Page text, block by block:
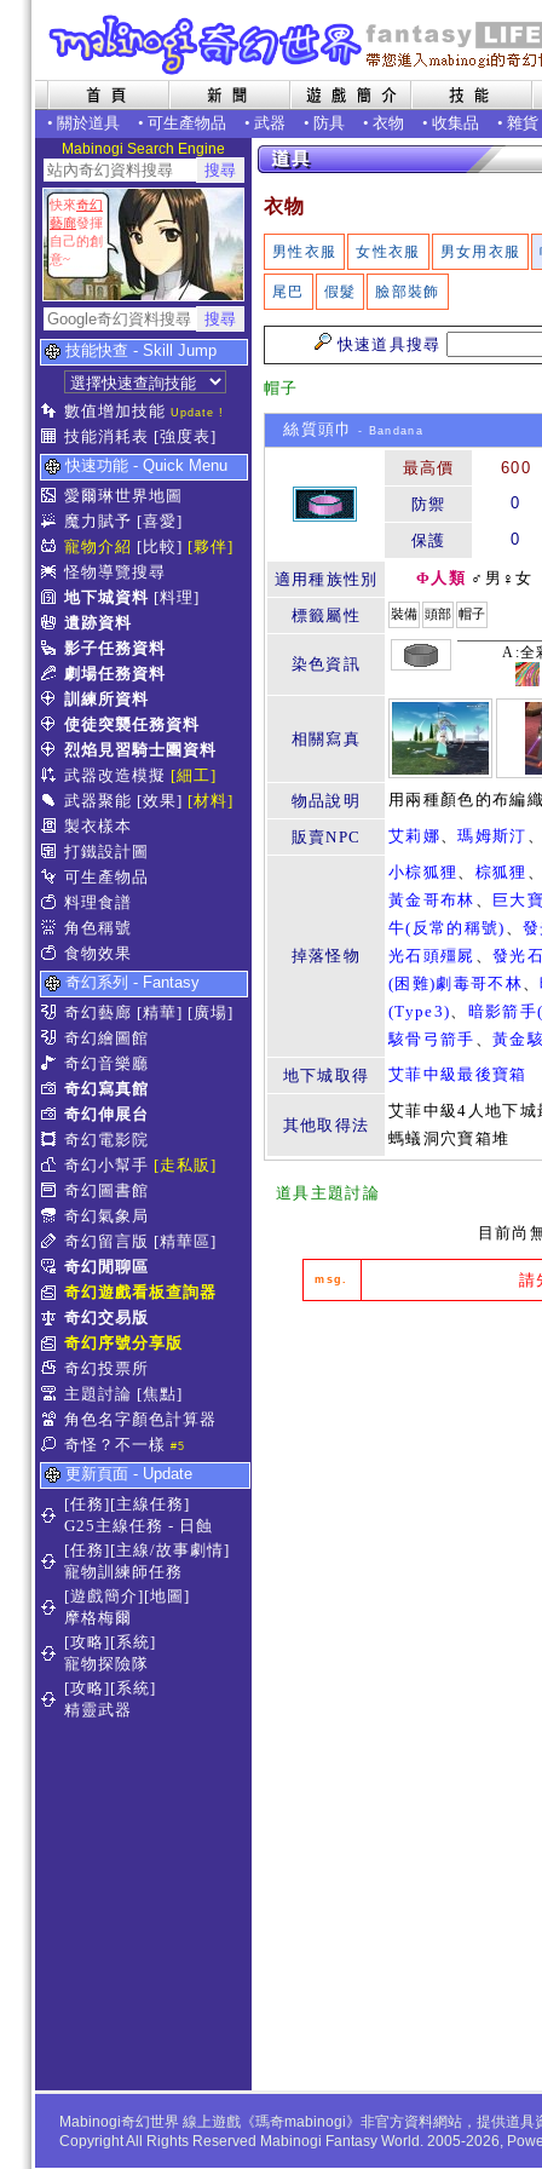
• 關於道具 • 可生產物品 • 武器 • 防具 • 衣物 • 收集品 • 雜貨
Mabinogi Search Engine
快來奇幻
藝廊發揮
自己的創
意~
技能快查 - Skill Jump
數值增加技能 Update !
技能消耗表 [強度表]
快速功能 - Quick Menu
愛爾琳世界地圖
魔力賦予 [喜愛]
寵物介紹 [比較] [夥伴]
怪物導覽搜尋
地下城資料 [料理]
遺跡資料
影子任務資料
劇場任務資料
訓練所資料
使徒突襲任務資料
烈焰見習騎士團資料
武器改造模擬 [細工]
武器聚能 [效果] [材料]
製衣樣本
打鐵設計圖
可生產物品
料理食譜
角色稱號
食物效果
奇幻系列 - Fantasy
奇幻藝廊 [精華] [廣場]
奇幻繪圖館
奇幻音樂廳
奇幻寫真館
奇幻伸展台
奇幻電影院
奇幻小幫手 [走私販]
奇幻圖書館
奇幻氣象局
奇幻留言版 [精華區]
奇幻閒聊區
奇幻遊戲看板查詢器
奇幻交易版
奇幻序號分享版
奇幻投票所
主題討論 [焦點]
角色名字顏色計算器
奇怪？不一樣 #5
更新頁面 - Update
[任務][主線任務]
G25主線任務 - 日蝕
[任務][主線/故事劇情]
寵物訓練師任務
[遊戲簡介][地圖]
摩格梅爾
[攻略][系統]
寵物探險隊
[攻略][系統]
精靈武器
衣物
男性衣服 女性衣服 男女用衣服
尾巴 假髮 臉部裝飾
快速道具搜尋
帽子
絲質頭巾 - Bandana
最高價
600
防禦
0
保護 0
適用種族性別 Φ人類 ♂男♀女
標籤屬性 裝備 頭部 帽子
染色資訊
A:全
相關寫真
物品說明 用兩種顏色的布編
販賣NPC 艾莉娜、瑪姆斯汀
掉落怪物
小棕狐狸 、 棕狐狸
黃金哥布林 、
巨大
牛(反常的稱號) 、
光石頭殭屍 、發光
(困難)劇毒哥不林、
(Type3)、 暗影箭
駭骨弓箭手 、黃金
地下城取得
艾菲中級最後寶箱
其他取得法
艾菲中級4人地下城
螞蟻洞穴寶箱堆
道具主題討論
目前尚
msg. 請
Mabinogi奇幻世界 線上遊戲《瑪奇mabinogi》非官方資料網站，提供道
Copyright All Rights Reserved Mabinogi Fantasy World. 2005-2026,